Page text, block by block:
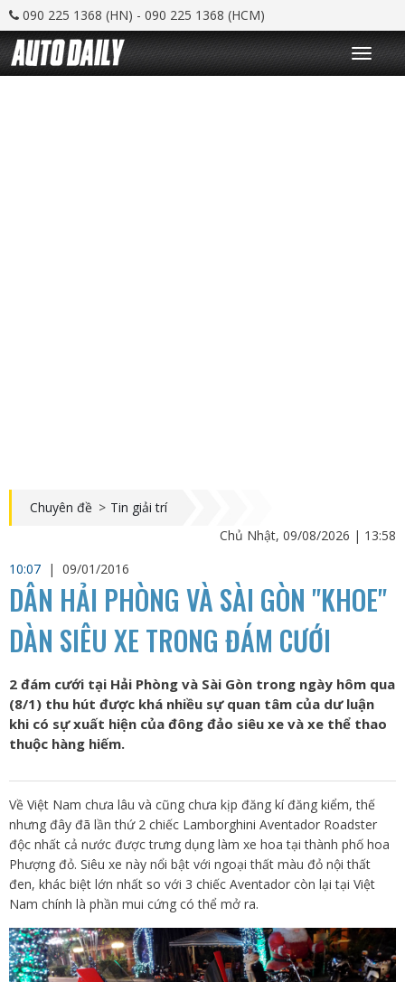
090 225 1368 (HN) - 090 225 1368 (HCM)
T
o
g
Chuyên đề > Tin giải trí
Chủ Nhật, 09/08/2026 | 13:58
10:07 | 09/01/2016
DÂN HẢI PHÒNG VÀ SÀI GÒN "KHOE"
DÀN SIÊU XE TRONG ĐÁM CƯỚI
2 đám cưới tại Hải Phòng và Sài Gòn trong ngày hôm qua
(8/1) thu hút được khá nhiều sự quan tâm của dư luận
khi có sự xuất hiện của đông đảo siêu xe và xe thể thao
thuộc hàng hiếm.
Về Việt Nam chưa lâu và cũng chưa kịp đăng kí đăng kiểm, thế
nhưng đây đã lần thứ 2 chiếc Lamborghini Aventador Roadster
độc nhất cả nước được trưng dụng làm xe hoa tại thành phố hoa
Phượng đỏ. Siêu xe này nổi bật với ngoại thất màu đỏ nội thất
đen, khác biệt lớn nhất so với 3 chiếc Aventador còn lại tại Việt
Nam chính là phần mui cứng có thể mở ra.